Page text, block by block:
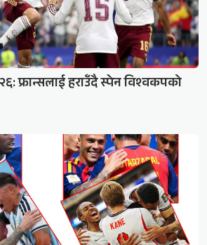
फ्रान्सलाई हराउँदै स्पेन विश्वकपको